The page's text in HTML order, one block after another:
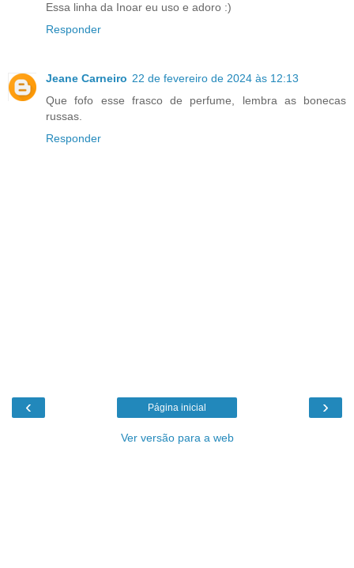
Essa linha da Inoar eu uso e adoro :)
Responder
Jeane Carneiro 22 de fevereiro de 2024 às 12:13
Que fofo esse frasco de perfume, lembra as bonecas
russas.
Responder
‹ ›
Página inicial
Ver versão para a web